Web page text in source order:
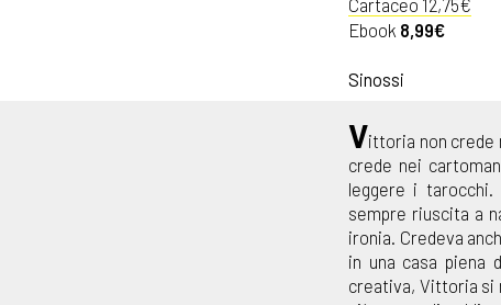
Ebook 8,99€
Sinossi
Vittoria non crede
crede nei
leggere i tarocchi.
sempre riuscita a
ironia. Credeva
in una casa piena
creativa, Vittoria si